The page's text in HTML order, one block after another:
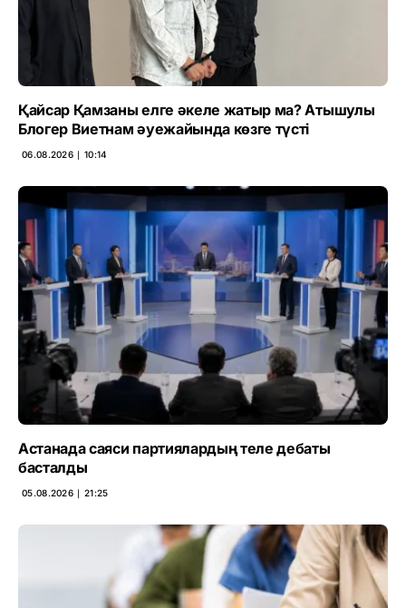
Қайсар Қамзаны елге әкеле жатыр ма? Атышулы
Блогер Виетнам әуежайында көзге түсті
06.08.2026 ∣ 10:14
Астанада саяси партиялардың теле дебаты
басталды
05.08.2026 ∣ 21:25